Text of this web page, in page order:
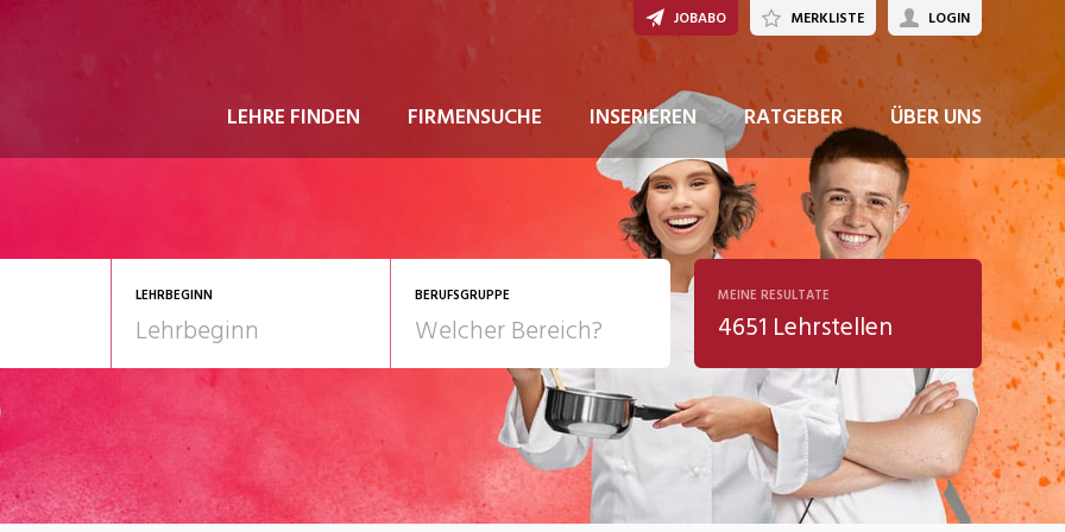
LEHRE FINDEN FIRMENSUCHE INSERIEREN RATGEBER ÜBER UNS
JOBABO MERKLISTE LOGIN
LEHRBEGINN BERUFSGRUPPE
Gesundheit/Pflege/Soziales
Telco
Kultur
MEINE RESULTATE
4651 Lehrstellen